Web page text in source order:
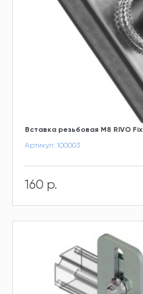
Вставка резьбовая М8 RIVO Fix
Артикул: 100003
160 р.